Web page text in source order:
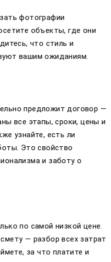
фотографии
объекты, где они
что стиль и
вашим ожиданиям.
предложит договор —
все этапы, сроки, цены и
узнайте, есть ли
Это свойство
и заботу о
по самой низкой цене.
— разбор всех затрат
за что платите и